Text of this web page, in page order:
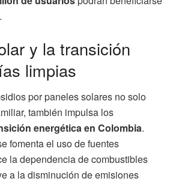
y la transición
limpias
por paneles solares no solo
también impulsa los
energética en Colombia.
fomenta el uso de fuentes
la dependencia de combustibles
a la disminución de emisiones